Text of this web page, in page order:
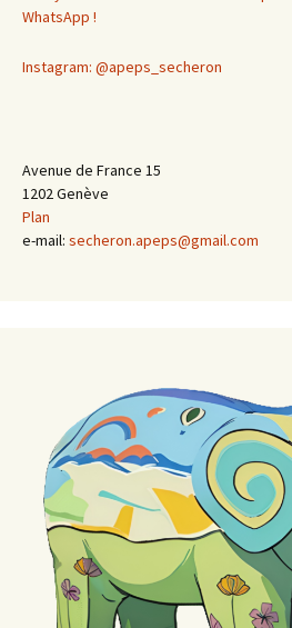
WhatsApp !
Instagram: @apeps_secheron
Avenue de France 15
1202 Genève
Plan
e-mail: secheron.apeps@gmail.com